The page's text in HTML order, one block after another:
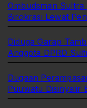
Ombudsman
Birokrasi Lewat
Diduga Garap
Anggota DPRD
Dugaan
Puuwatu Disinyalir